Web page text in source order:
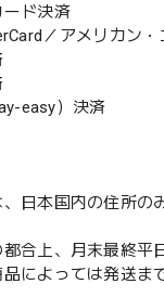
ド決済
／アメリカン・
easy）決済
日本国内の住所の
合上、月末最終平
によっては発送ま